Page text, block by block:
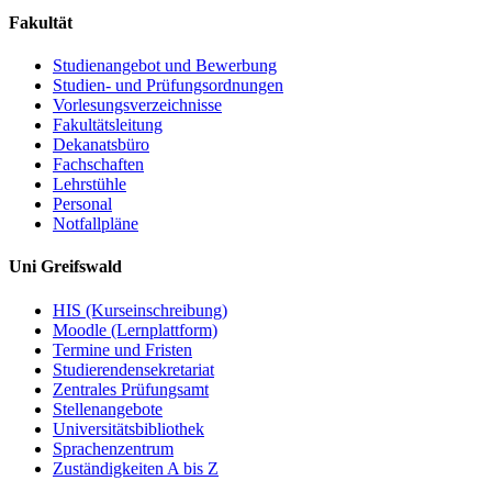
Fakultät
Studienangebot und Bewerbung
Studien- und Prüfungsordnungen
Vorlesungsverzeichnisse
Fakultätsleitung
Dekanatsbüro
Fachschaften
Lehrstühle
Personal
Notfallpläne
Uni Greifswald
HIS (Kurseinschreibung)
Moodle (Lernplattform)
Termine und Fristen
Studierendensekretariat
Zentrales Prüfungsamt
Stellenangebote
Universitätsbibliothek
Sprachenzentrum
Zuständigkeiten A bis Z